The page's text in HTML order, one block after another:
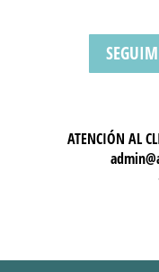
ATENCIÓN AL